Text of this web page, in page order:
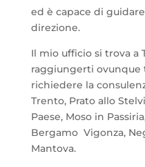
ed è capace di
direzione.
Il mio ufficio si trova a
raggiungerti ovunque
richiedere la
Trento, Prato allo
Paese, Moso in
Bergamo Vigonza,
Mantova.